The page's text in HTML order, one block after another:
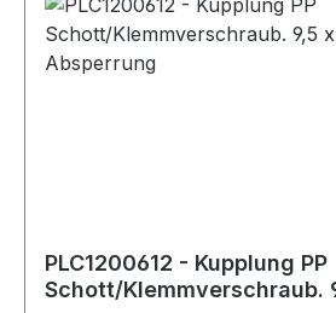
PLC1200612 - Kupplung PP
Schott/Klemmverschraub.